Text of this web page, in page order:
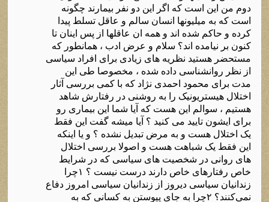
دوم من این است که اگر این دو نفر بیمارند چگونه
است که به میلیونها انسان سالم و عاقل تسلط پیدا
کرده و حاکم شده اند و همه ان عاقلها از پس اینان تا
کنون بر نیامده اند؟ سلام و عرض ادب ، همانطور که
مستحضر هستید نظریه های زیادی برای افراد سیاسی
از نظر روانشناسی داده شده ، مخصوصا طی این
مدت برای محمود احمدی نژاد که با کمی بررسی آثار
اختلال هیستریونیک را به روشنی در رفتارش شاهد
هستیم ، سوالم این هست که آیا شما این بیماری رو
برای ایشون تایید می کنید ؟ آیا میشه گفت این فقط
یک اختلال هست و به مرض تبدیل نشده ؟ و یا اینکه
این فقط یک شباهت هست و اصولا بررسی اختلال
های روانی در شخصیت های سیاسی که در شرایط
خاص رفتارهای خاص دارند درست نیست ؟ ۱چرا
زندانیان سیاسی دیروز از زندانیان سیاسی امروز دفاع
نمی‌کنند؟ ۲چرا به جای پیوستن به کسانی که به